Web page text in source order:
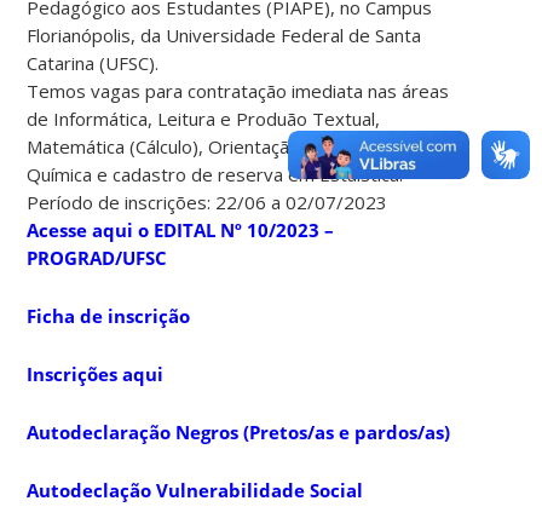
Pedagógico aos Estudantes (PIAPE), no Campus
Florianópolis, da Universidade Federal de Santa
Catarina (UFSC).
Temos vagas para contratação imediata nas áreas
de Informática, Leitura e Produão Textual,
Matemática (Cálculo), Orientação Pedagógica e
Química e cadastro de reserva em Estaística.
Período de inscrições: 22/06 a 02/07/2023
Acesse aqui o EDITAL Nº 10/2023 –
PROGRAD/UFSC
Ficha de inscrição
Inscrições aqui
Autodeclaração Negros (Pretos/as e pardos/as)
Autodeclação Vulnerabilidade Social